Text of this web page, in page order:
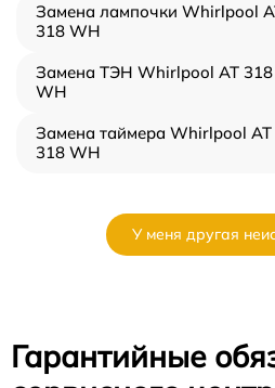
Замена лампочки Whirlpool
318 WH
Замена ТЭН Whirlpool AT 318
WH
Замена таймера Whirlpool AT
318 WH
У меня другая
Гарантийные